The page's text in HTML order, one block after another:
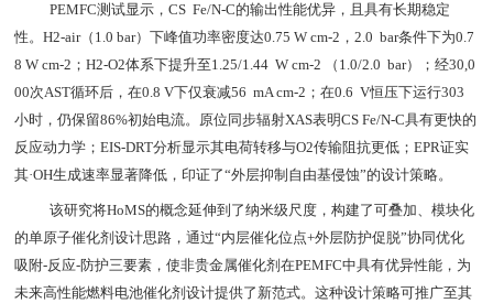
PEMFC测试显示，CS Fe/N-C的输出性能优异，且具有长期稳定
性。H2-air（1.0 bar）下峰值功率密度达0.75 W cm-2，2.0 bar条件下为0.7
8 W cm-2；H2-O2体系下提升至1.25/1.44 W cm-2 （1.0/2.0 bar）；经30,0
00次AST循环后，在0.8 V下仅衰减56 mA cm-2；在0.6 V恒压下运行303
小时，仍保留86%初始电流。原位同步辐射XAS表明CS Fe/N-C具有更快的
反应动力学；EIS-DRT分析显示其电荷转移与O2传输阻抗更低；EPR证实
其·OH生成速率显著降低，印证了“外层抑制自由基侵蚀”的设计策略。
该研究将HoMS的概念延伸到了纳米级尺度，构建了可叠加、模块化
的单原子催化剂设计思路，通过“内层催化位点+外层防护促脱”协同优化
吸附-反应-防护三要素，使非贵金属催化剂在PEMFC中具有优异性能，为
未来高性能燃料电池催化剂设计提供了新范式。这种设计策略可推广至其